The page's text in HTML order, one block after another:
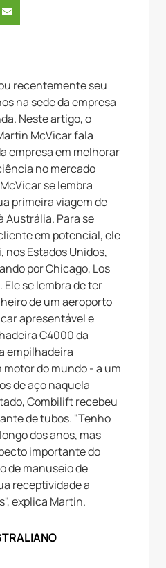
recentemente seu
na sede da empresa
Neste artigo, o
McVicar fala
empresa em melhorar
no mercado
se lembra
primeira viagem de
Austrália. Para se
em potencial, ele
Estados Unidos,
por Chicago, Los
se lembra de ter
de um aeroporto
apresentável e
C4000 da
empilhadeira
do mundo - a um
de aço naquela
Combilift recebeu
de tubos. "Tenho
dos anos, mas
importante do
de manuseio de
receptividade a
explica Martin.